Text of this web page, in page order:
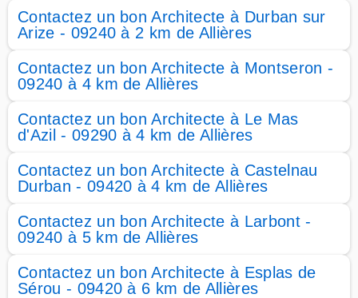
Contactez un bon Architecte à Durban sur
Arize - 09240 à 2 km de Allières
Contactez un bon Architecte à Montseron -
09240 à 4 km de Allières
Contactez un bon Architecte à Le Mas
d'Azil - 09290 à 4 km de Allières
Contactez un bon Architecte à Castelnau
Durban - 09420 à 4 km de Allières
Contactez un bon Architecte à Larbont -
09240 à 5 km de Allières
Contactez un bon Architecte à Esplas de
Sérou - 09420 à 6 km de Allières